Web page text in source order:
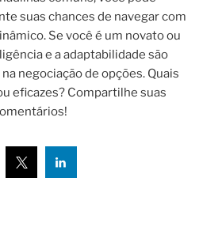
suas chances de navegar com
Se você é um novato ou
e a adaptabilidade são
negociação de opções. Quais
eficazes? Compartilhe suas